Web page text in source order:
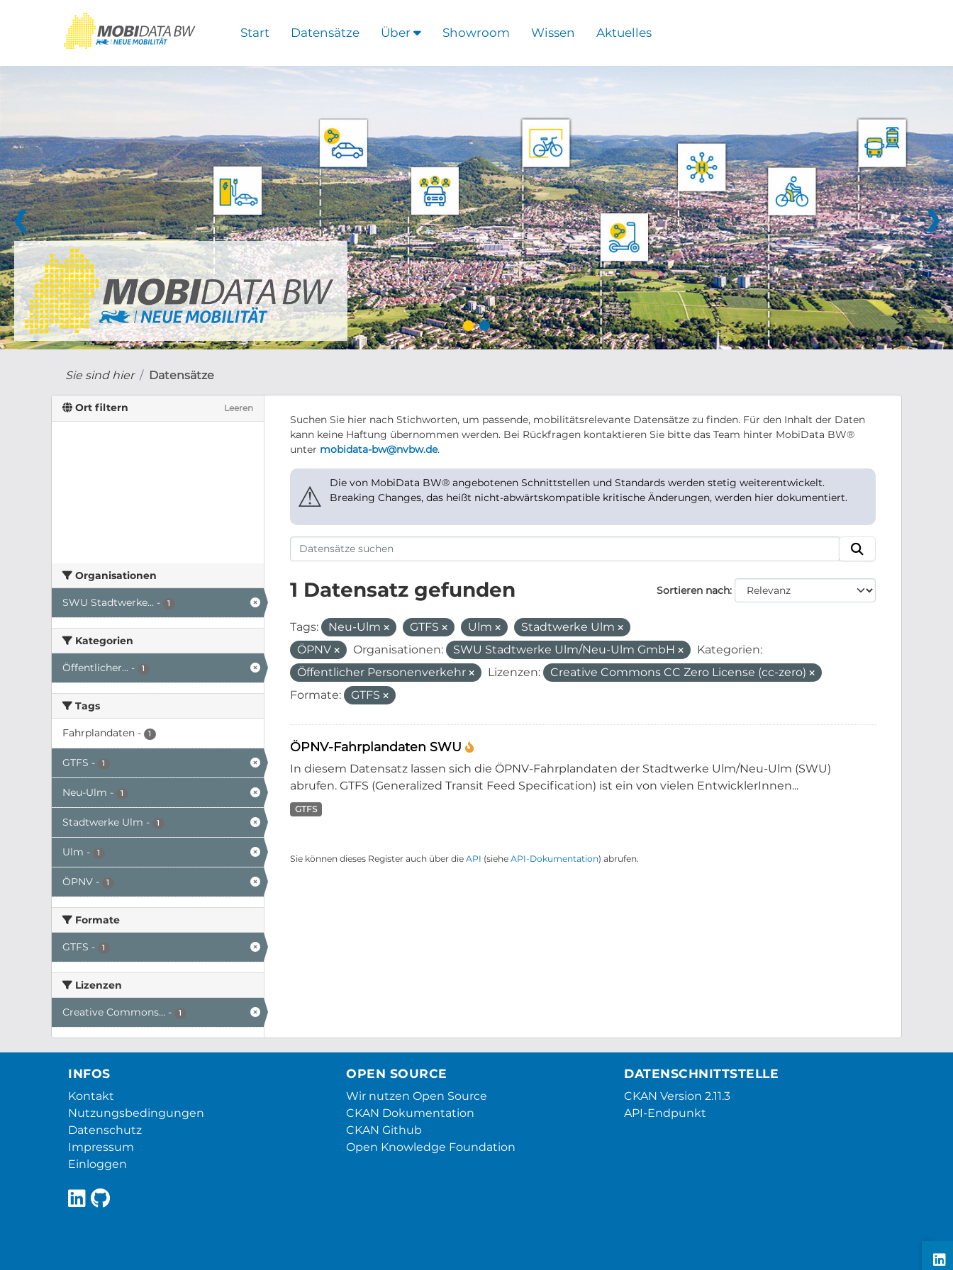
Start Datensätze Über Showroom Wissen Aktuelles
❮ ❯
Sie sind hier Datensätze
Ort filtern Leeren
Organisationen
SWU Stadtwerke... - 1
Kategorien
Öffentlicher... - 1
Tags
Fahrplandaten - 1
GTFS - 1
Neu-Ulm - 1
Stadtwerke Ulm - 1
Ulm - 1
ÖPNV - 1
Formate
GTFS - 1
Lizenzen
Creative Commons... - 1
Suchen Sie hier nach Stichworten, um passende, mobilitätsrelevante Datensätze zu finden. Für den Inhalt der Daten
kann keine Haftung übernommen werden. Bei Rückfragen kontaktieren Sie bitte das Team hinter MobiData BW®
unter mobidata-bw@nvbw.de.
⚠
Die von MobiData BW® angebotenen Schnittstellen und Standards werden stetig weiterentwickelt.
Breaking Changes, das heißt nicht-abwärtskompatible kritische Änderungen, werden hier dokumentiert.
Sortieren nach
1 Datensatz gefunden
Tags: Neu-Ulm GTFS Ulm
Stadtwerke Ulm
ÖPNV
Organisationen: SWU Stadtwerke Ulm/Neu-Ulm GmbH
Kategorien:
Öffentlicher Personenverkehr
Lizenzen:
Creative Commons CC Zero License (cc-zero)
Formate:
GTFS
ÖPNV-Fahrplandaten SWU
In diesem Datensatz lassen sich die ÖPNV-Fahrplandaten der Stadtwerke Ulm/Neu-Ulm (SWU)
abrufen. GTFS (Generalized Transit Feed Specification) ist ein von vielen EntwicklerInnen...
GTFS
Sie können dieses Register auch über die API (siehe API-Dokumentation) abrufen.
INFOS
Kontakt
Nutzungsbedingungen
Datenschutz
Impressum
Einloggen
OPEN SOURCE
Wir nutzen Open Source
CKAN Dokumentation
CKAN Github
Open Knowledge Foundation
DATENSCHNITTSTELLE
CKAN Version 2.11.3
API-Endpunkt